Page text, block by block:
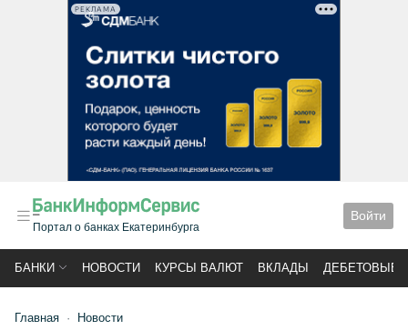
РЕКЛАМА
Портал о банках Екатеринбурга
Войти
БАНКИ НОВОСТИ КУРСЫ ВАЛЮТ ВКЛАДЫ ДЕБЕТОВЫЕ
Главная Новости